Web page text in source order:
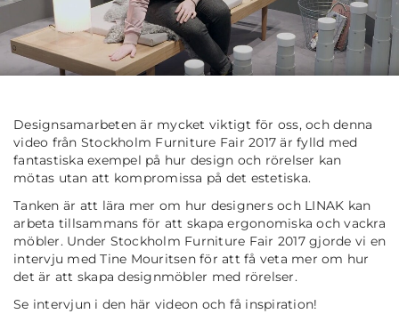
Designsamarbeten är mycket viktigt för oss, och denna
video från Stockholm Furniture Fair 2017 är fylld med
fantastiska exempel på hur design och rörelser kan
mötas utan att kompromissa på det estetiska.
Tanken är att lära mer om hur designers och LINAK kan
arbeta tillsammans för att skapa ergonomiska och vackra
möbler. Under Stockholm Furniture Fair 2017 gjorde vi en
intervju med Tine Mouritsen för att få veta mer om hur
det är att skapa designmöbler med rörelser.
Se intervjun i den här videon och få inspiration!